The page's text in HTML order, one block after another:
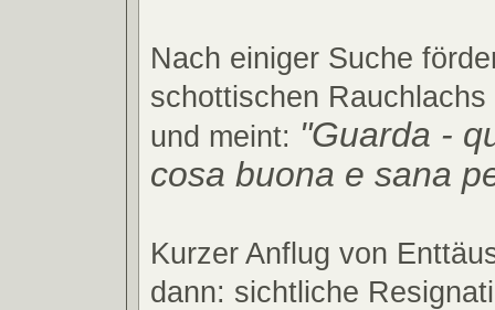
Nach einiger Suche
schottischen
und meint: "Guarda -
cosa buona e sana
Kurzer Anflug von
dann: sichtliche